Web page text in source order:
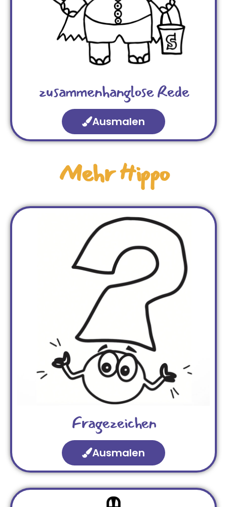
zusammenhanglose Rede
Ausmalen
Mehr Hippo
Fragezeichen
Ausmalen